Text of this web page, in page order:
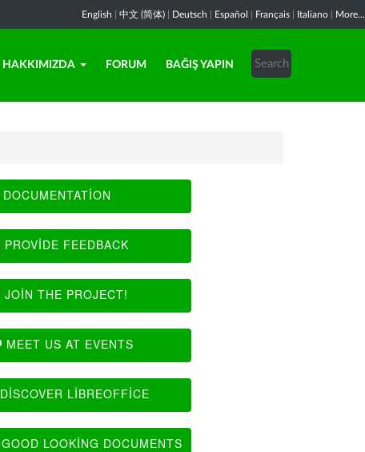
English 中文 (简体) Deutsch Español Français Italiano More...
HAKKIMIZDA FORUM BAĞIŞ YAPIN
DOCUMENTATION
PROVIDE FEEDBACK
JOIN THE PROJECT!
MEET US AT EVENTS
DISCOVER LIBREOFFICE
GOOD LOOKING DOCUMENTS